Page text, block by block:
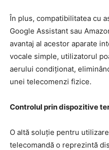
În plus, compatibilitatea cu
Google Assistant sau
avantaj al acestor aparate
vocale simple, utilizatorul
aerului condiționat,
unei telecomenzi fizice.
Controlul prin dispozitive
O altă soluție pentru
telecomandă o reprezintă